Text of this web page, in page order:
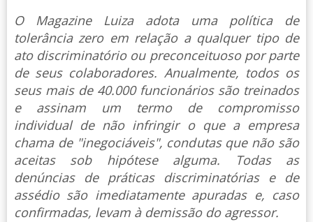
O Magazine Luiza adota uma política de
tolerância zero em relação a qualquer tipo de
ato discriminatório ou preconceituoso por parte
de seus colaboradores. Anualmente, todos os
seus mais de 40.000 funcionários são treinados
e assinam um termo de compromisso
individual de não infringir o que a empresa
chama de "inegociáveis", condutas que não são
aceitas sob hipótese alguma. Todas as
denúncias de práticas discriminatórias e de
assédio são imediatamente apuradas e, caso
confirmadas, levam à demissão do agressor.